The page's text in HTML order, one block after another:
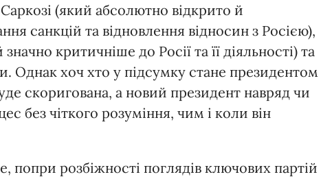
(який абсолютно відкрито й
санкцій та відновлення відносин з Росією),
критичніше до Росії та її діяльності) та
Однак хоч хто у підсумку стане президентом
скоригована, а новий президент навряд чи
без чіткого розуміння, чим і коли він
попри розбіжності поглядів ключових партій